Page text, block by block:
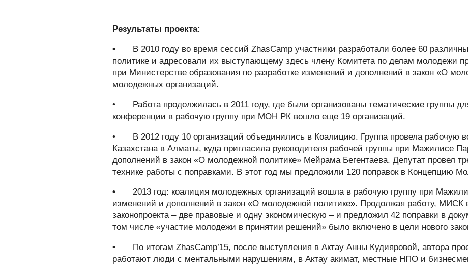
Результаты проекта:
•
В 2010 году во время сессий ZhasCamp участники разработали более 60
политике и адресовали их выступающему здесь члену Комитета по делам молодежи
при Министерстве образования по разработке изменений и дополнений в закон «О
молодежных организаций.
•
Работа продолжилась в 2011 году, где были организованы тематические группы
конференции в рабочую группу при МОН РК вошло еще 19 организаций.
•
В 2012 году 10 организаций объединились в Коалицию. Группа провела рабочую
Казахстана в Алматы, куда пригласила руководителя рабочей группы при Мажилисе
дополнений в закон «О молодежной политике» Мейрама Бегентаева. Депутат провел
технике работы с поправками. В этот год мы предложили 120 поправок в Концепцию
•
2013 год: коалиция молодежных организаций вошла в рабочую группу при
изменений и дополнений в закон «О молодежной политике». Продолжая работу, МИСК
законопроекта – две правовые и одну экономическую – и предложил 42 поправки в
том числе «участие молодежи в принятии решений» было включено в цели нового
•
По итогам ZhasCamp’15, после выступления в Актау Анны Кудияровой, автора
работают люди с ментальными нарушениям, в Актау акимат, местные НПО и